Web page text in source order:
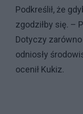
Podkreślił, że
zgodziłby się. –
Dotyczy zarówno
odniosły
ocenił Kukiz.